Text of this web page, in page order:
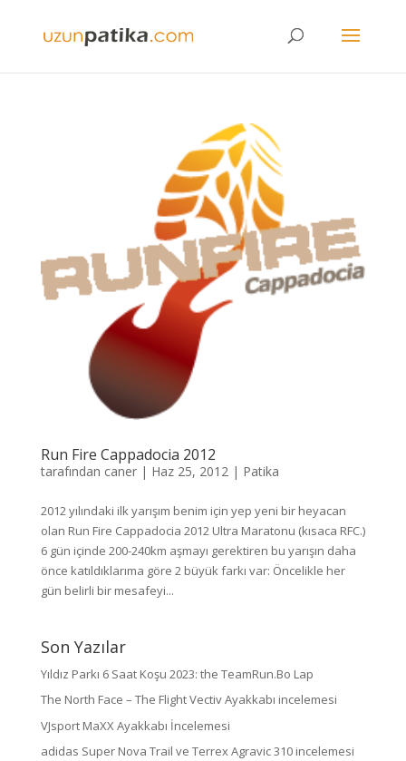
Run Fire Cappadocia 2012
tarafından caner| Haz 25, 2012 | Patika
2012 yılındaki ilk yarışım benim için yep yeni bir heyacan
olan Run Fire Cappadocia 2012 Ultra Maratonu (kısaca RFC.)
6 gün içinde 200-240km aşmayı gerektiren bu yarışın daha
önce katıldıklarıma göre 2 büyük farkı var: Öncelikle her
gün belirli bir mesafeyi...
Son Yazılar
Yıldız Parkı 6 Saat Koşu 2023: the TeamRun.Bo Lap
The North Face – The Flight Vectiv Ayakkabı incelemesi
VJsport MaXX Ayakkabı İncelemesi
adidas Super Nova Trail ve Terrex Agravic 310 incelemesi